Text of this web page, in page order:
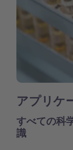
アプリケ
すべての科
識